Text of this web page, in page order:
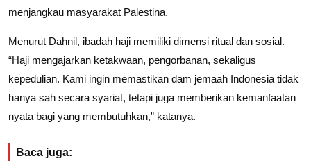
menjangkau masyarakat Palestina.
Menurut Dahnil, ibadah haji memiliki dimensi ritual dan sosial.
“Haji mengajarkan ketakwaan, pengorbanan, sekaligus
kepedulian. Kami ingin memastikan dam jemaah Indonesia tidak
hanya sah secara syariat, tetapi juga memberikan kemanfaatan
nyata bagi yang membutuhkan,” katanya.
Baca juga: